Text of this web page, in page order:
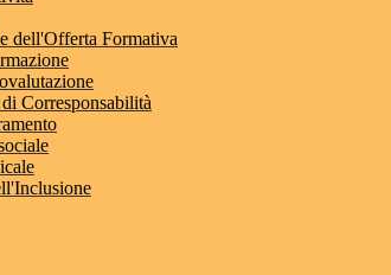
dell'Offerta Formativa
Corresponsabilità